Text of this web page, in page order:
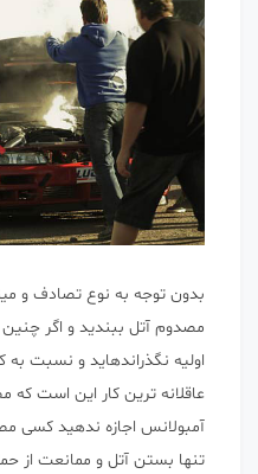
بدون توجه به نوع تصادف و
مصدوم آتل ببندید و اگر
اولیه نگذراندهاید و نسبت به
عاقلانه ترین کار این است
آمبولانس اجازه ندهید کسی
تنها بستن آتل و ممانعت از